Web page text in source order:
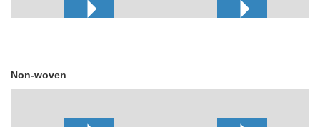
Non-woven